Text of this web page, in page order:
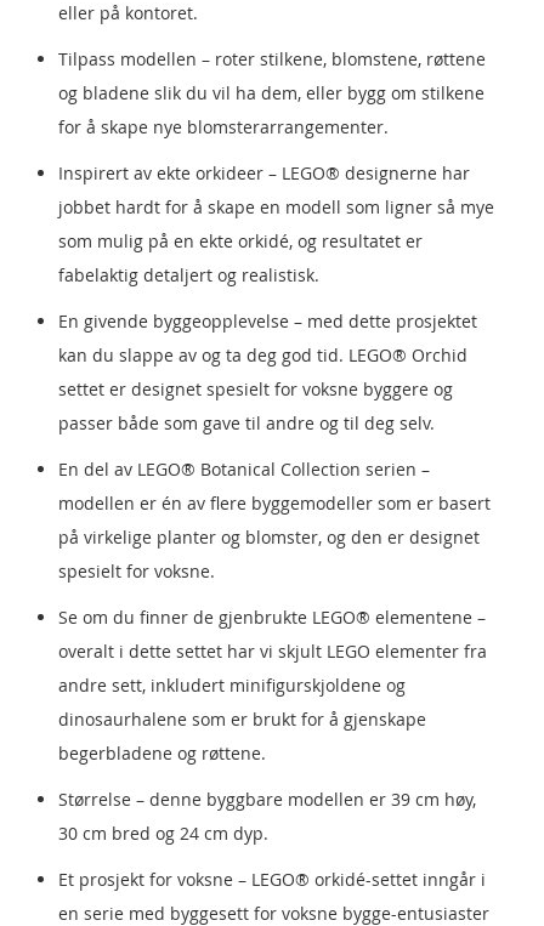
eller på kontoret.
Tilpass modellen – roter stilkene, blomstene, røttene
og bladene slik du vil ha dem, eller bygg om stilkene
for å skape nye blomsterarrangementer.
Inspirert av ekte orkideer – LEGO® designerne har
jobbet hardt for å skape en modell som ligner så mye
som mulig på en ekte orkidé, og resultatet er
fabelaktig detaljert og realistisk.
En givende byggeopplevelse – med dette prosjektet
kan du slappe av og ta deg god tid. LEGO® Orchid
settet er designet spesielt for voksne byggere og
passer både som gave til andre og til deg selv.
En del av LEGO® Botanical Collection serien –
modellen er én av flere byggemodeller som er basert
på virkelige planter og blomster, og den er designet
spesielt for voksne.
Se om du finner de gjenbrukte LEGO® elementene –
overalt i dette settet har vi skjult LEGO elementer fra
andre sett, inkludert minifigurskjoldene og
dinosaurhalene som er brukt for å gjenskape
begerbladene og røttene.
Størrelse – denne byggbare modellen er 39 cm høy,
30 cm bred og 24 cm dyp.
Et prosjekt for voksne – LEGO® orkidé-settet inngår i
en serie med byggesett for voksne bygge-entusiaster